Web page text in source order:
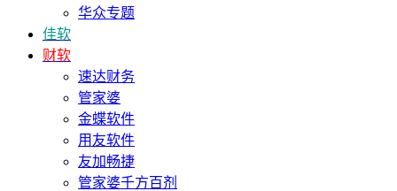
华众专题
佳软
财软
速达财务
管家婆
金蝶软件
用友软件
友加畅捷
管家婆千方百剂